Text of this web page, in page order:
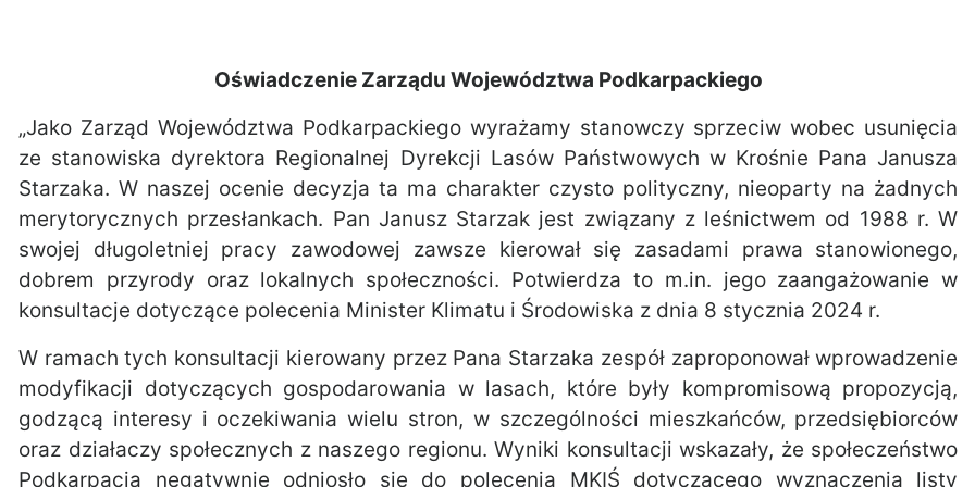
Oświadczenie Zarządu Województwa Podkarpackiego
„Jako Zarząd Województwa Podkarpackiego wyrażamy stanowczy sprzeciw wobec usunięcia
ze stanowiska dyrektora Regionalnej Dyrekcji Lasów Państwowych w Krośnie Pana Janusza
Starzaka. W naszej ocenie decyzja ta ma charakter czysto polityczny, nieoparty na żadnych
merytorycznych przesłankach. Pan Janusz Starzak jest związany z leśnictwem od 1988 r. W
swojej długoletniej pracy zawodowej zawsze kierował się zasadami prawa stanowionego,
dobrem przyrody oraz lokalnych społeczności. Potwierdza to m.in. jego zaangażowanie w
konsultacje dotyczące polecenia Minister Klimatu i Środowiska z dnia 8 stycznia 2024 r.
W ramach tych konsultacji kierowany przez Pana Starzaka zespół zaproponował wprowadzenie
modyfikacji dotyczących gospodarowania w lasach, które były kompromisową propozycją,
godzącą interesy i oczekiwania wielu stron, w szczególności mieszkańców, przedsiębiorców
oraz działaczy społecznych z naszego regionu. Wyniki konsultacji wskazały, że społeczeństwo
Podkarpacia negatywnie odniosło się do polecenia MKIŚ dotyczącego wyznaczenia listy